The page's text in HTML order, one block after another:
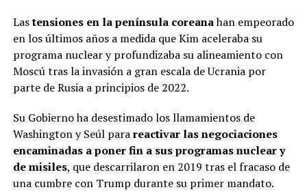
Lastensiones en la península coreanahan empeorado
en los últimos años a medida que Kim aceleraba su
programa nuclear y profundizaba su alineamiento con
Moscú tras la invasión a gran escala de Ucrania por
parte de Rusia a principios de 2022.
Su Gobierno ha desestimado los llamamientos de
Washington y Seúl parareactivar las negociaciones
encaminadas a poner fin a sus programas nuclear y
de misiles, que descarrilaron en 2019 tras el fracaso de
una cumbre con Trump durante su primer mandato.